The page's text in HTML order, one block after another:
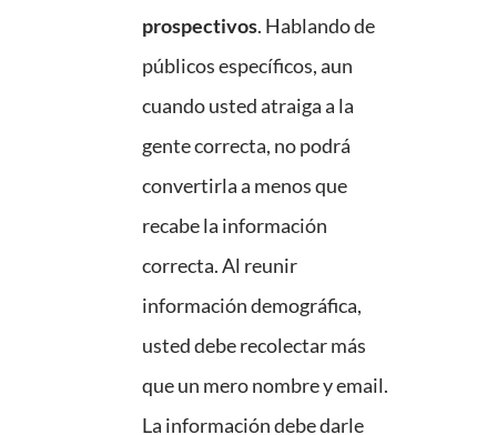
prospectivos. Hablando de
públicos específicos, aun
cuando usted atraiga a la
gente correcta, no podrá
convertirla a menos que
recabe la información
correcta. Al reunir
información demográfica,
usted debe recolectar más
que un mero nombre y email.
La información debe darle